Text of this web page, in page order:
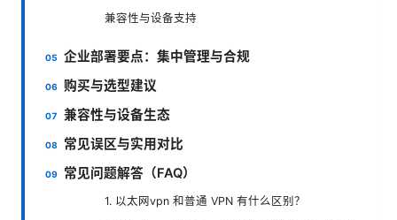
兼容性与设备支持
企业部署要点：集中管理与合规
购买与选型建议
兼容性与设备生态
常见误区与实用对比
常见问题解答（FAQ）
1. 以太网vpn 和普通 VPN 有什么区别？